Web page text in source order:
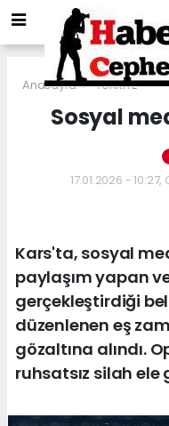
Anasayfa TÜRKİYE
Sosyal
17.01.2026 -
Kars'ta, sosyal
paylaşım yapan
gerçekleştirdiği
düzenlenen eş
gözaltına alındı.
ruhsatsız silah ele